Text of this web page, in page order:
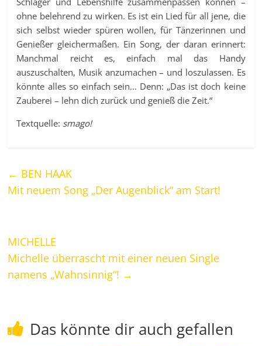
ohne belehrend zu wirken. Es ist ein Lied für all jene, die
sich selbst wieder spüren wollen, für Tänzerinnen und
Genießer gleichermaßen. Ein Song, der daran erinnert:
Manchmal reicht es, einfach mal das Handy
auszuschalten, Musik anzumachen – und loszulassen. Es
könnte alles so einfach sein… Denn: „Das ist doch keine
Zauberei – lehn dich zurück und genieß die Zeit.“
Textquelle: smago!
← BEN HAAK
Mit neuem Song „Der Augenblick“ am Start!
MICHELLE
Michelle überrascht mit einer neuen Single
namens „Wahnsinnig“! →
Das könnte dir auch gefallen